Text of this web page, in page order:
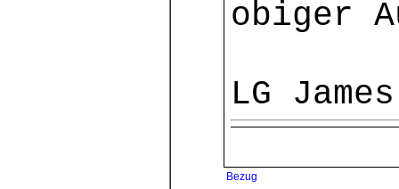
obiger
LG
Bezug